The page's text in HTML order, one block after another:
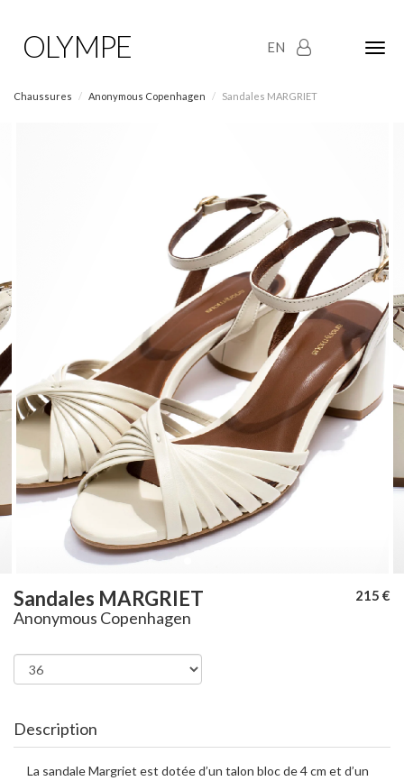
EN
OLYMPE
Chaussures Anonymous Copenhagen Sandales MARGRIET
Sandales MARGRIET 215 €
Anonymous Copenhagen
Description
La sandale Margriet est dotée d’un talon bloc de 4 cm et d’un